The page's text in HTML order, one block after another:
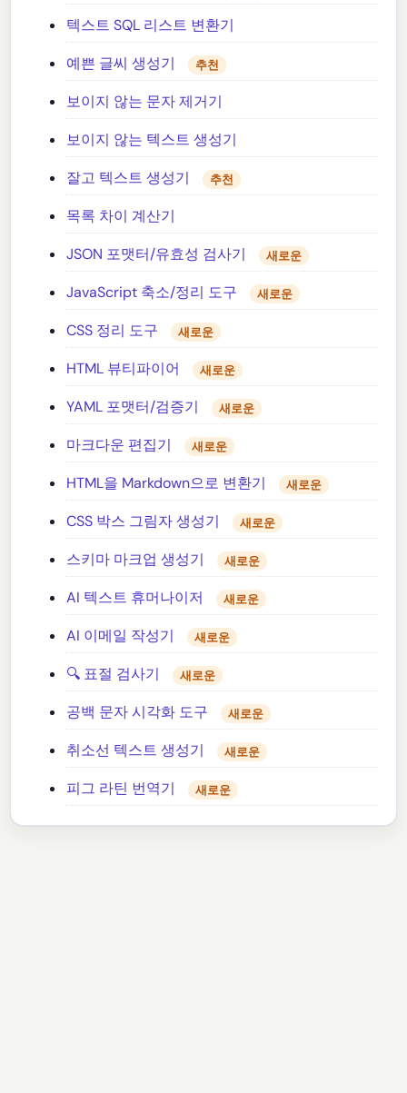
텍스트 SQL 리스트 변환기
예쁜 글씨 생성기
추천
보이지 않는 문자 제거기
보이지 않는 텍스트 생성기
잘고 텍스트 생성기
추천
목록 차이 계산기
JSON 포맷터/유효성 검사기
새로운
JavaScript 축소/정리 도구 새로운
CSS 정리 도구 새로운
HTML 뷰티파이어 새로운
YAML 포맷터/검증기 새로운
마크다운 편집기 새로운
HTML을 Markdown으로 변환기 새로운
CSS 박스 그림자 생성기 새로운
스키마 마크업 생성기 새로운
AI 텍스트 휴머나이저 새로운
AI 이메일 작성기 새로운
🔍 표절 검사기 새로운
공백 문자 시각화 도구 새로운
취소선 텍스트 생성기 새로운
피그 라틴 번역기 새로운